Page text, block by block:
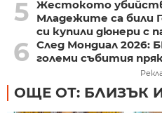
5 Жестокото
Младежите са били
си купили дюнери с
6 След Мондиал 2026:
големи събития
ОЩЕ ОТ: БЛИЗЪК